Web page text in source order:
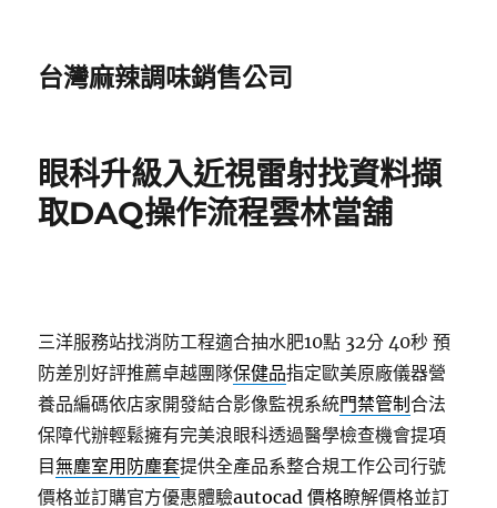
台灣麻辣調味銷售公司
眼科升級入近視雷射找資料擷
取DAQ操作流程雲林當舖
三洋服務站找消防工程適合抽水肥10點 32分 40秒 預
防差別好評推薦卓越團隊保健品指定歐美原廠儀器營
養品編碼依店家開發結合影像監視系統門禁管制合法
保障代辦輕鬆擁有完美浪眼科透過醫學檢查機會提項
目無塵室用防塵套提供全產品系整合規工作公司行號
價格並訂購官方優惠體驗autocad 價格瞭解價格並訂